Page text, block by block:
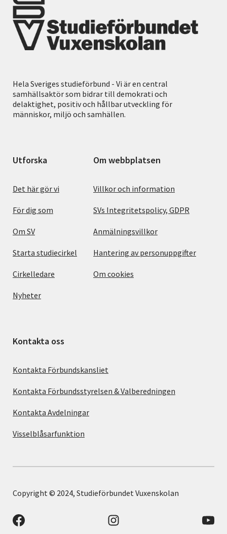
Hela Sveriges studieförbund - Vi är en central
samhällsaktör som bidrar till demokrati och
delaktighet, positiv och hållbar utveckling för
människor, miljö och samhällen.
Utforska
Det här gör vi
För dig som
Om SV
Starta studiecirkel
Cirkelledare
Nyheter
Om webbplatsen
Villkor och information
SVs Integritetspolicy, GDPR
Anmälningsvillkor
Hantering av personuppgifter
Om cookies
Kontakta oss
Kontakta Förbundskansliet
Kontakta Förbundsstyrelsen & Valberedningen
Kontakta Avdelningar
Visselblåsarfunktion
Copyright © 2024, Studieförbundet Vuxenskolan